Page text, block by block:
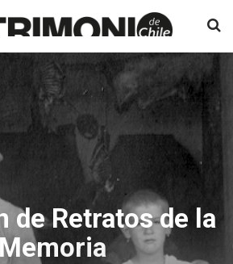
de Retratos de la
Memoria